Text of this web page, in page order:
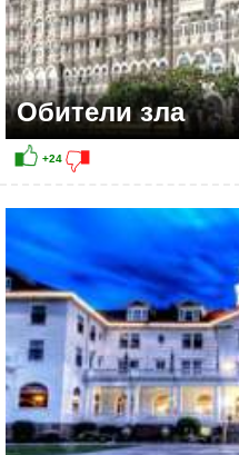
+19
Обители зла